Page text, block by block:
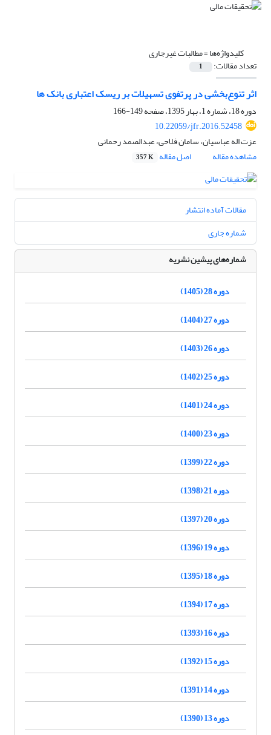
کلیدواژه‌ها =مطالبات غیرجاری
تعداد مقالات: 1
اثر تنوع‌بخشی در پرتفوی تسهیلات بر ریسک اعتباری بانک ها
دوره 18، شماره 1، بهار 1395، صفحه
149-166
10.22059/jfr.2016.52458
عزت اله عباسیان، سامان فلاحی، عبدالصمد رحمانی
مشاهده مقاله
اصل مقاله 357 K
مقالات آماده انتشار
شماره جاری
شماره‌های پیشین نشریه
دوره 28 (1405)
دوره 27 (1404)
دوره 26 (1403)
دوره 25 (1402)
دوره 24 (1401)
دوره 23 (1400)
دوره 22 (1399)
دوره 21 (1398)
دوره 20 (1397)
دوره 19 (1396)
دوره 18 (1395)
دوره 17 (1394)
دوره 16 (1393)
دوره 15 (1392)
دوره 14 (1391)
دوره 13 (1390)